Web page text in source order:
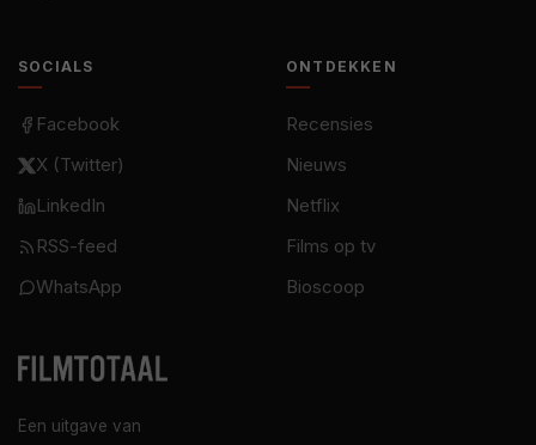
Een uitgave van
SOCIALS
Facebook
X (Twitter)
LinkedIn
RSS-feed
WhatsApp
ONTDEKKEN
Recensies
Nieuws
Netflix
Films op tv
Bioscoop